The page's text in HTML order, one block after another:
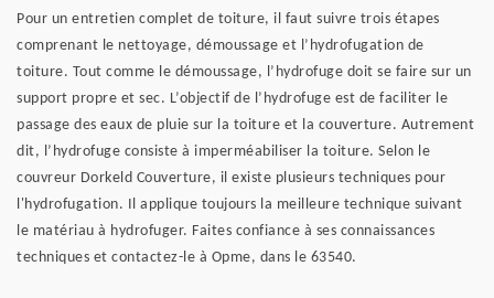
Pour un entretien complet de toiture, il faut suivre trois étapes
comprenant le nettoyage, démoussage et l’hydrofugation de
toiture. Tout comme le démoussage, l’hydrofuge doit se faire sur un
support propre et sec. L’objectif de l’hydrofuge est de faciliter le
passage des eaux de pluie sur la toiture et la couverture. Autrement
dit, l’hydrofuge consiste à imperméabiliser la toiture. Selon le
couvreur Dorkeld Couverture, il existe plusieurs techniques pour
l'hydrofugation. Il applique toujours la meilleure technique suivant
le matériau à hydrofuger. Faites confiance à ses connaissances
techniques et contactez-le à Opme, dans le 63540.